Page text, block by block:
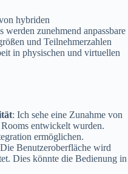
hybriden
werden zunehmend anpassbare
und Teilnehmerzahlen
in physischen und virtuellen
: Ich sehe eine Zunahme von
entwickelt wurden.
ermöglichen.
Benutzeroberfläche wird
Dies könnte die Bedienung in